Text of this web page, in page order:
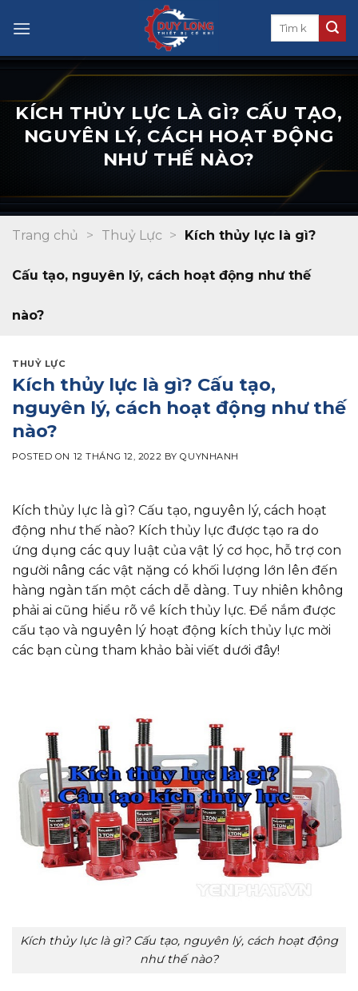
KÍCH THỦY LỰC LÀ GÌ? CẤU TẠO,
NGUYÊN LÝ, CÁCH HOẠT ĐỘNG
NHƯ THẾ NÀO?
Trang chủ > Thuỷ Lực > Kích thủy lực là gì?
Cấu tạo, nguyên lý, cách hoạt động như thế
nào?
THUỶ LỰC
Kích thủy lực là gì? Cấu tạo,
nguyên lý, cách hoạt động như thế
nào?
POSTED ON 12 THÁNG 12, 2022 BYQUYNHANH
Kích thủy lực là gì? Cấu tạo, nguyên lý, cách hoạt
động như thế nào? Kích thủy lực được tạo ra do
ứng dụng các quy luật của vật lý cơ học, hỗ trợ con
người nâng các vật nặng có khối lượng lớn lên đến
hàng ngàn tấn một cách dễ dàng. Tuy nhiên không
phải ai cũng hiểu rõ về kích thủy lực. Để nắm được
cấu tạo và nguyên lý hoạt động kích thủy lực mời
các bạn cùng tham khảo bài viết dưới đây!
Kích thủy lực là gì? Cấu tạo, nguyên lý, cách hoạt động
như thế nào?